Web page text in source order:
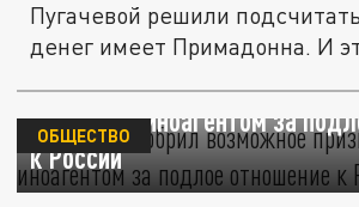
Пугачевой решили
денег имеет Примадонна. И
Ливанов одобрил возможное
Пугачевой иноагентом за
к России
ОБЩЕСТВО